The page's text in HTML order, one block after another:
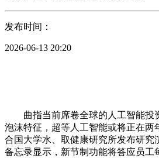
发布时间：
2026-06-13 20:20
曲指当前席卷全球的人工智能投
泡沫特征，超等人工智能或将正在两
合国大学水、取健康研究所发布研究
备忘录显示，新节制功能将答应员工